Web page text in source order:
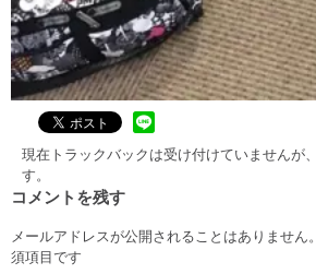
現在トラックバックは受け付けていませんが、
す。
コメントを残す
メールアドレスが公開されることはありません。
須項目です